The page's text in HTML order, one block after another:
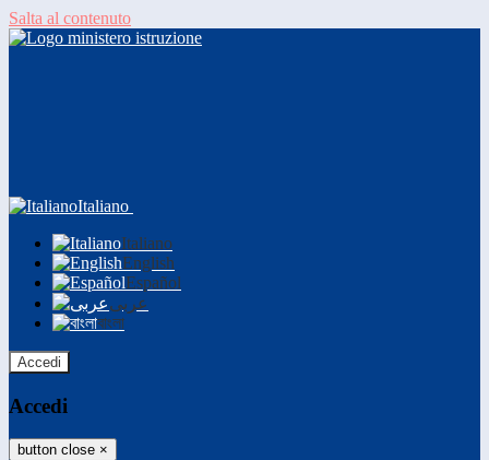
Salta al contenuto
Italiano
Italiano
English
Español
عربى
বাংলা
Accedi
Accedi
button close ×